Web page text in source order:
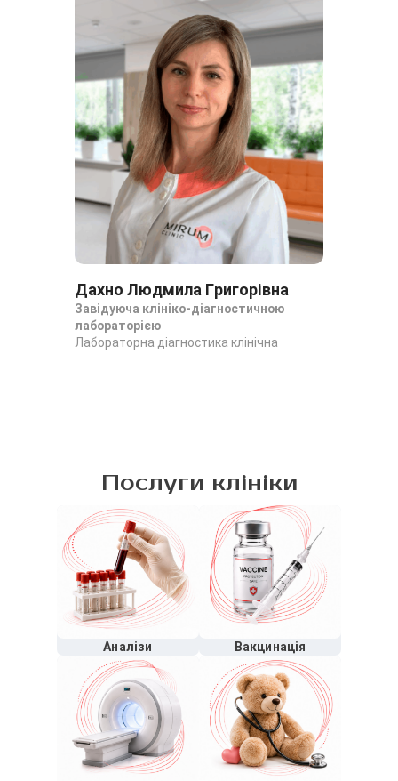
Дахно Людмила Григорівна
Завідуюча клініко-діагностичною
лабораторією
Лабораторна діагностика клінічна
Послуги клініки
Аналізи Вакцинація